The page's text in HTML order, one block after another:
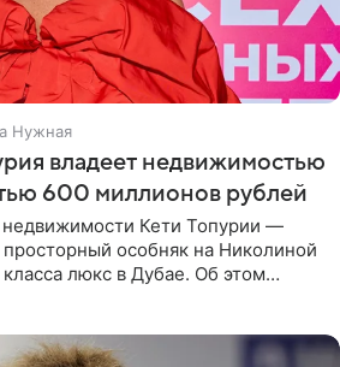
Нужная
владеет недвижимостью
600 миллионов рублей
Кети Топурии —
просторный особняк на Николиной
люкс в Дубае. Об этом